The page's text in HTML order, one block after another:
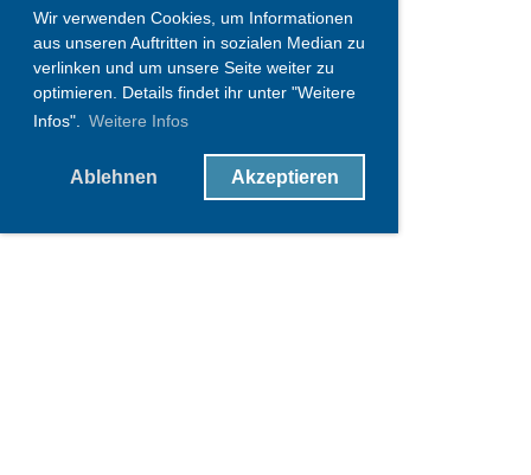
Wir verwenden Cookies, um Informationen
aus unseren Auftritten in sozialen Median zu
verlinken und um unsere Seite weiter zu
optimieren. Details findet ihr unter "Weitere
Infos". Weitere Infos
Ablehnen Akzeptieren